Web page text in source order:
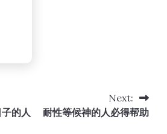
的人
Next:
耐性等候神的人必得帮助